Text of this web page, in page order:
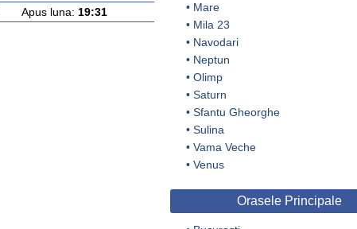
Apus luna: 19:31
• Mare
• Mila 23
• Navodari
• Neptun
• Olimp
• Saturn
• Sfantu Gheorghe
• Sulina
• Vama Veche
• Venus
Orasele Principale